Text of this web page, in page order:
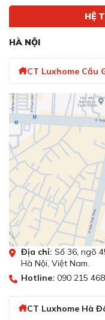
HỆ
HÀ NỘI
CT Luxhome Cầu
Địa chỉ: Số 36, ngõ
Hà Nội, Việt Nam.
Hotline: 090 215
CT Luxhome Hà